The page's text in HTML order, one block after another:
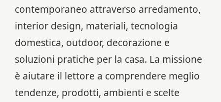
contemporaneo attraverso arredamento,
interior design, materiali, tecnologia
domestica, outdoor, decorazione e
soluzioni pratiche per la casa. La missione
è aiutare il lettore a comprendere meglio
tendenze, prodotti, ambienti e scelte